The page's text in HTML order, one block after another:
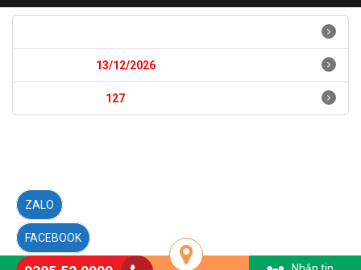
13/12/2026
127
ZALO
FACEBOOK